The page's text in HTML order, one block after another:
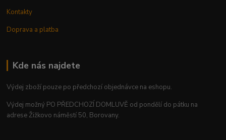
Kontakty
Doprava a platba
Kde nás najdete
Výdej zboží pouze po předchozí objednávce na eshopu.
Výdej možný PO PŘEDCHOZÍ DOMLUVĚ od pondělí do pátku na
adrese Žižkovo náměstí 50, Borovany.